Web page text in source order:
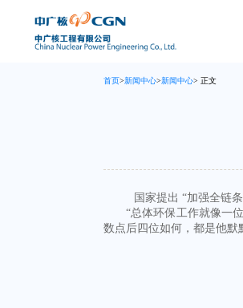
首页>新闻中心>新闻中心> 正文
国家提出“加强全链
“总体环保工作就像一
数点后四位如何，都是他默